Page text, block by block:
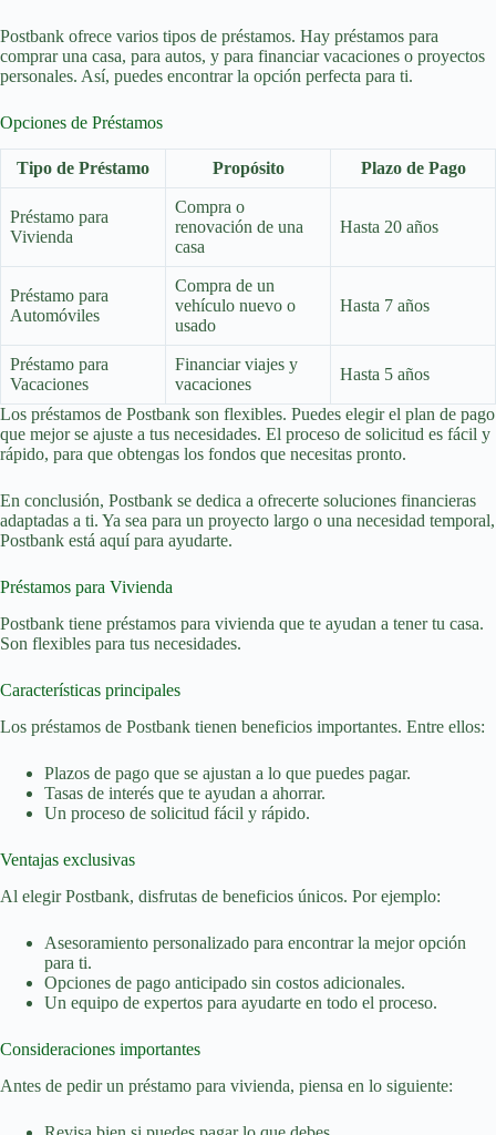
Postbank ofrece varios tipos de préstamos. Hay préstamos para
comprar una casa, para autos, y para financiar vacaciones o proyectos
personales. Así, puedes encontrar la opción perfecta para ti.
Opciones de Préstamos
Tipo de Préstamo Propósito Plazo de Pago
Préstamo para
Vivienda
Compra o
renovación de una
casa
Hasta 20 años
Préstamo para
Automóviles
Compra de un
vehículo nuevo o
usado
Hasta 7 años
Préstamo para
Vacaciones
Financiar viajes y
vacaciones
Hasta 5 años
Los préstamos de Postbank son flexibles. Puedes elegir el plan de pago
que mejor se ajuste a tus necesidades. El proceso de solicitud es fácil y
rápido, para que obtengas los fondos que necesitas pronto.
En conclusión, Postbank se dedica a ofrecerte soluciones financieras
adaptadas a ti. Ya sea para un proyecto largo o una necesidad temporal,
Postbank está aquí para ayudarte.
Préstamos para Vivienda
Postbank tiene préstamos para vivienda que te ayudan a tener tu casa.
Son flexibles para tus necesidades.
Características principales
Los préstamos de Postbank tienen beneficios importantes. Entre ellos:
Plazos de pago que se ajustan a lo que puedes pagar.
Tasas de interés que te ayudan a ahorrar.
Un proceso de solicitud fácil y rápido.
Ventajas exclusivas
Al elegir Postbank, disfrutas de beneficios únicos. Por ejemplo:
Asesoramiento personalizado para encontrar la mejor opción
para ti.
Opciones de pago anticipado sin costos adicionales.
Un equipo de expertos para ayudarte en todo el proceso.
Consideraciones importantes
Antes de pedir un préstamo para vivienda, piensa en lo siguiente: